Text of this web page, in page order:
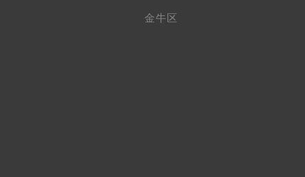
金牛区